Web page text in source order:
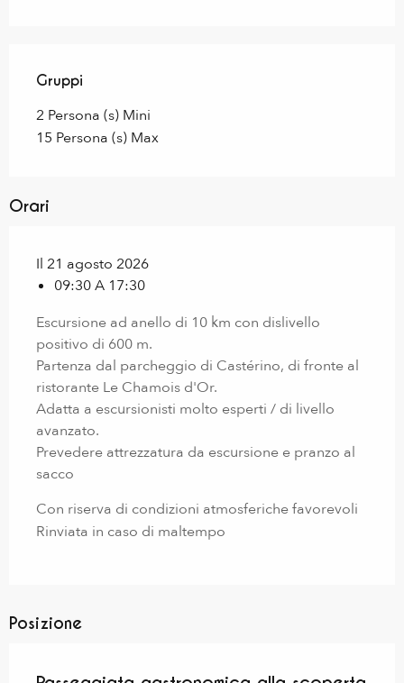
Gruppi
Gruppi
2 Persona (s) Mini
15 Persona (s) Max
Orari
Il 21 agosto 2026
09:30 A 17:30
Escursione ad anello di 10 km con dislivello
positivo di 600 m.
Partenza dal parcheggio di Castérino, di fronte al
ristorante Le Chamois d'Or.
Adatta a escursionisti molto esperti / di livello
avanzato.
Prevedere attrezzatura da escursione e pranzo al
sacco
Con riserva di condizioni atmosferiche favorevoli
Rinviata in caso di maltempo
Posizione